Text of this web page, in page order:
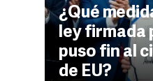
¿Qué
ley firmada
puso fin al
de EU?